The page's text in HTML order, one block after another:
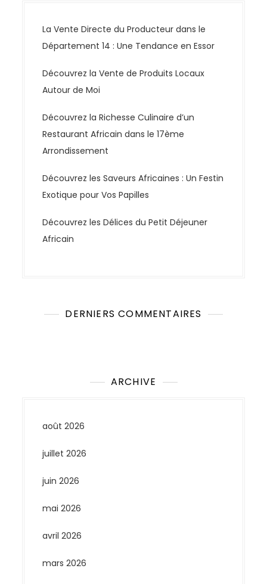
La Vente Directe du Producteur dans le
Département 14 : Une Tendance en Essor
Découvrez la Vente de Produits Locaux
Autour de Moi
Découvrez la Richesse Culinaire d’un
Restaurant Africain dans le 17ème
Arrondissement
Découvrez les Saveurs Africaines : Un Festin
Exotique pour Vos Papilles
Découvrez les Délices du Petit Déjeuner
Africain
DERNIERS COMMENTAIRES
ARCHIVE
août 2026
juillet 2026
juin 2026
mai 2026
avril 2026
mars 2026